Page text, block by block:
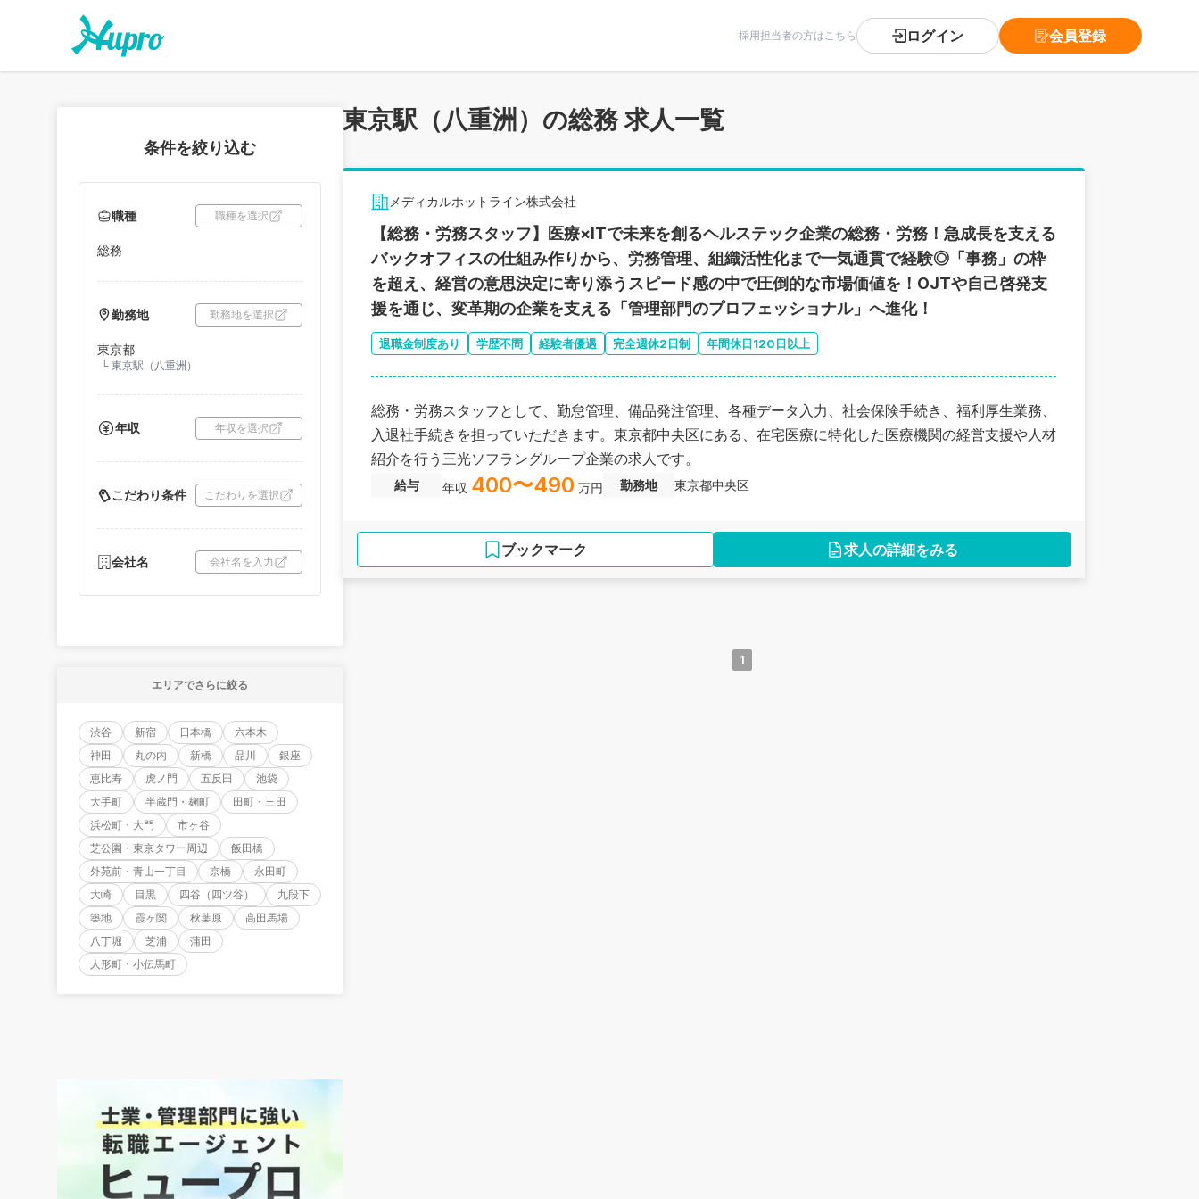
採用担当者の方はこちら ログイン 会員登録
条件を絞り込む
職種 職種を選択
総務
勤務地 勤務地を選択
東京都
└ 東京駅（八重洲）
年収 年収を選択
こだわり条件 こだわりを選択
会社名 会社名を入力
エリアでさらに絞る
渋谷 新宿 日本橋
六本木
神田
丸の内 新橋 品川
銀座
恵比寿
虎ノ門 五反田
池袋
大手町
半蔵門・麹町
田町・三田
浜松町・大門
市ヶ谷
芝公園・東京タワー周辺
飯田橋
外苑前・青山一丁目
京橋
永田町
大崎
目黒 四谷（四ツ谷）
九段下
築地
霞ヶ関 秋葉原
高田馬場
八丁堀
芝浦
蒲田
人形町・小伝馬町
東京駅（八重洲）の総務 求人一覧
メディカルホットライン株式会社
【総務・労務スタッフ】医療×ITで未来を創るヘルステック企業の総務・労務！急成長を支える
バックオフィスの仕組み作りから、労務管理、組織活性化まで一気通貫で経験◎「事務」の枠
を超え、経営の意思決定に寄り添うスピード感の中で圧倒的な市場価値を！OJTや自己啓発支
援を通じ、変革期の企業を支える「管理部門のプロフェッショナル」へ進化！
退職金制度あり 学歴不問 経験者優遇 完全週休2日制 年間休日120日以上
総務・労務スタッフとして、勤怠管理、備品発注管理、各種データ入力、社会保険手続き、福利厚生業務、
入退社手続きを担っていただきます。東京都中央区にある、在宅医療に特化した医療機関の経営支援や人材
紹介を行う三光ソフラングループ企業の求人です。
給与 年収 400〜490 万円 勤務地 東京都中央区
ブックマーク 求人の詳細をみる
1